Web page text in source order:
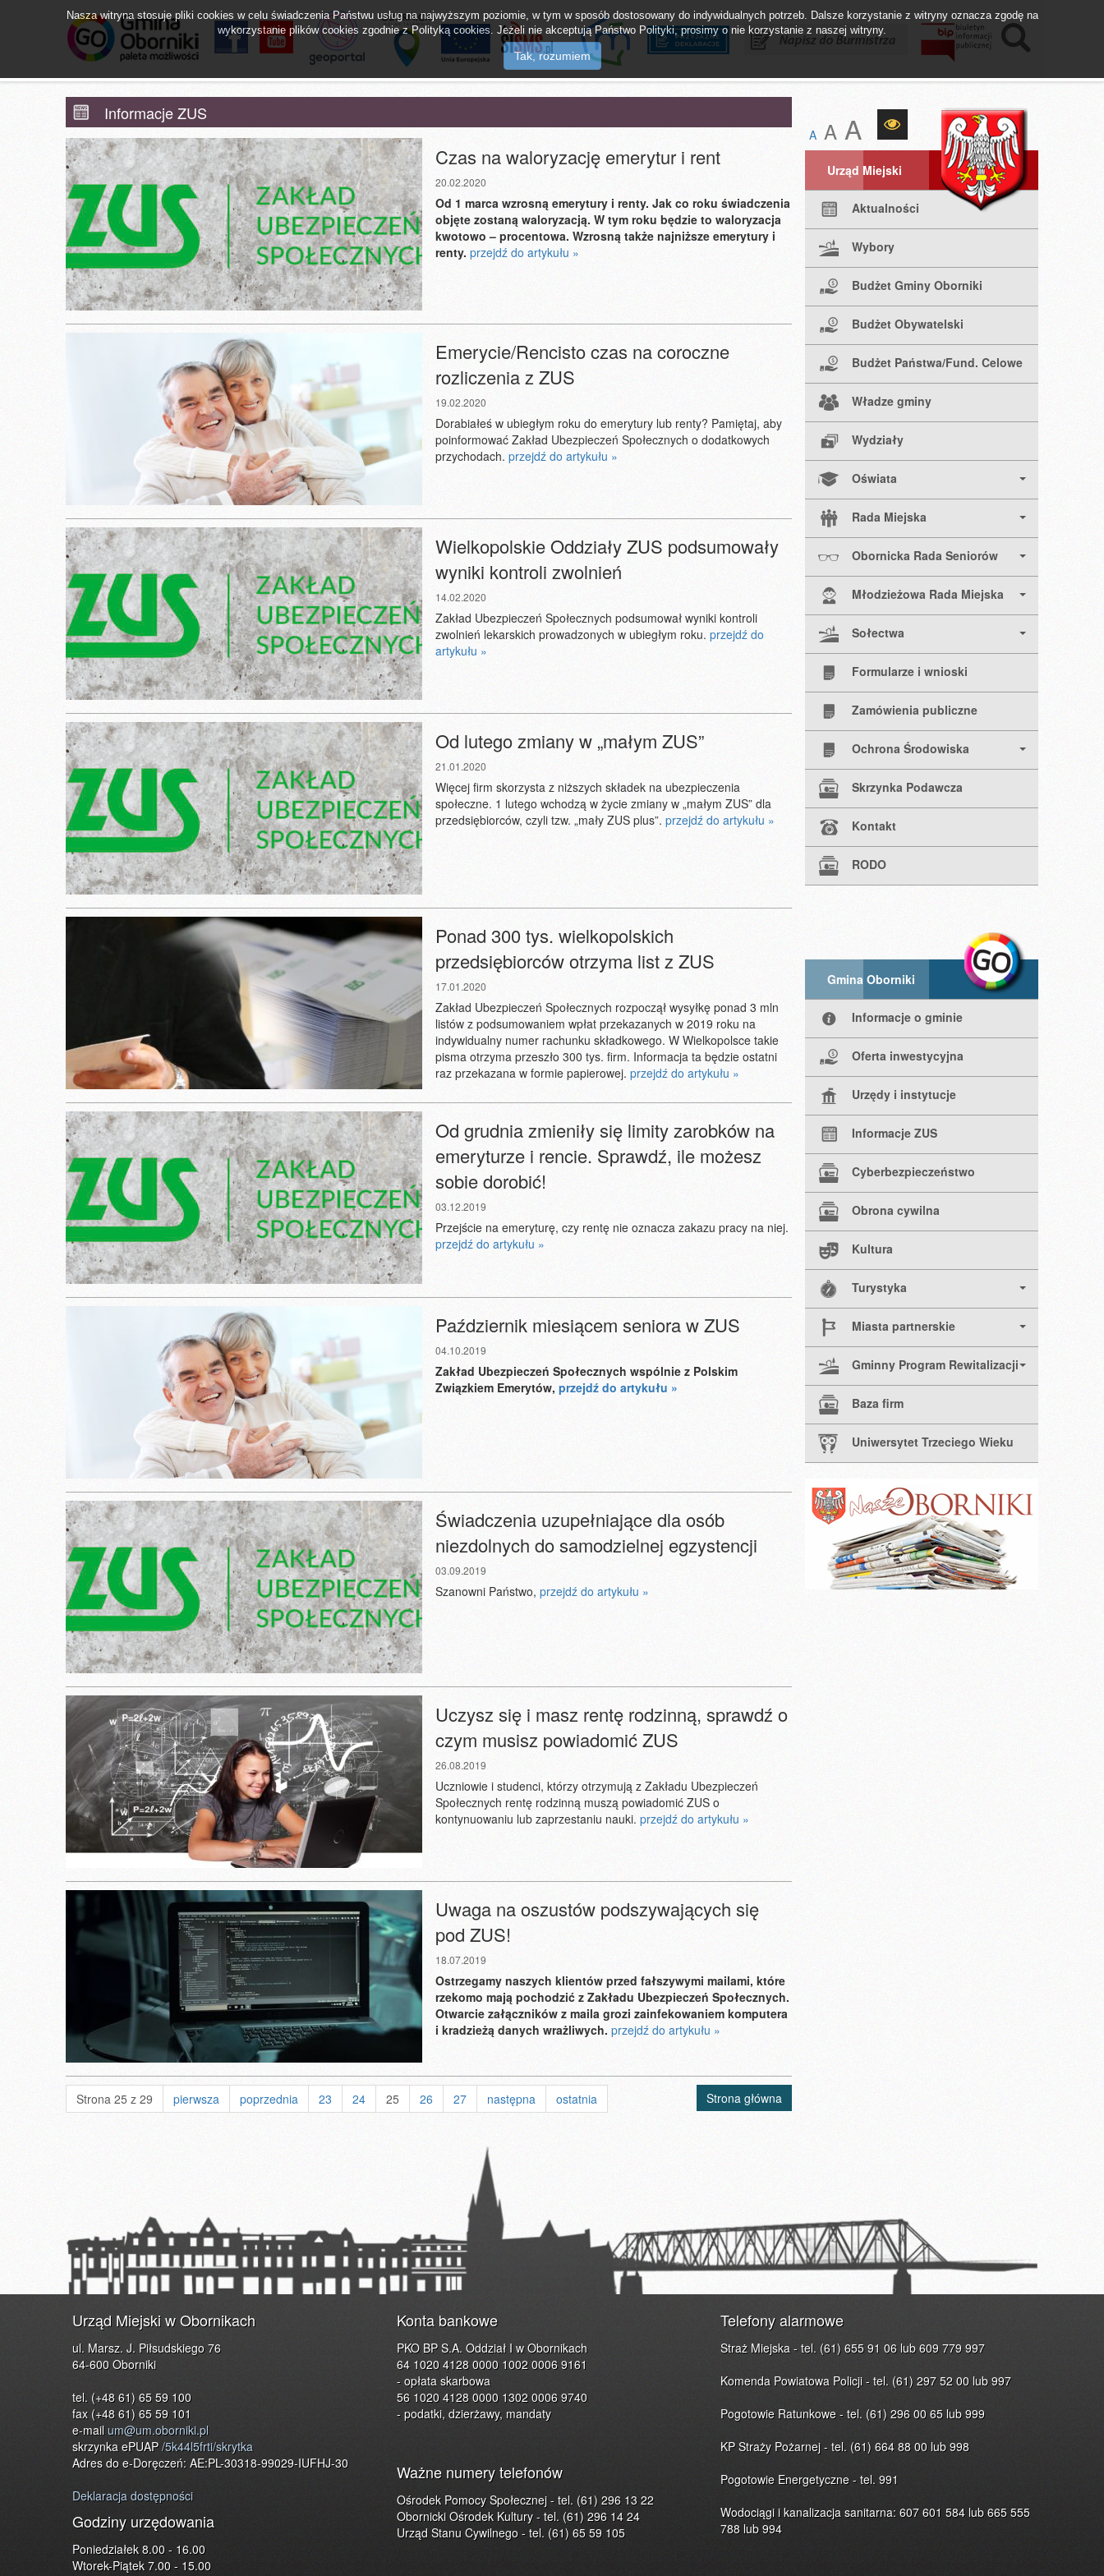
facebook
A A A
Urząd Miejski
Aktualności
Wybory
Budżet Gminy Oborniki
Budżet Obywatelski
Budżet Państwa/Fund. Celowe
Władze gminy
Wydziały
Oświata
Rada Miejska
Obornicka Rada Seniorów
Młodzieżowa Rada Miejska
Sołectwa
Formularze i wnioski
Zamówienia publiczne
Ochrona Środowiska
Skrzynka Podawcza
Kontakt
RODO
Gmina Oborniki
Informacje o gminie
Oferta inwestycyjna
Urzędy i instytucje
Informacje ZUS
Cyberbezpieczeństwo
Obrona cywilna
Kultura
Turystyka
Miasta partnerskie
Gminny Program Rewitalizacji
Baza firm
Uniwersytet Trzeciego Wieku
Informacje ZUS
Czas na waloryzację emerytur i rent
20.02.2020
Od 1 marca wzrosną emerytury i renty. Jak co roku świadczenia
objęte zostaną waloryzacją. W tym roku będzie to waloryzacja
kwotowo – procentowa. Wzrosną także najniższe emerytury i
renty. przejdź do artykułu »
Emerycie/Rencisto czas na coroczne
rozliczenia z ZUS
19.02.2020
Dorabiałeś w ubiegłym roku do emerytury lub renty? Pamiętaj, aby
poinformować Zakład Ubezpieczeń Społecznych o dodatkowych
przychodach. przejdź do artykułu »
Wielkopolskie Oddziały ZUS podsumowały
wyniki kontroli zwolnień
14.02.2020
Zakład Ubezpieczeń Społecznych podsumował wyniki kontroli
zwolnień lekarskich prowadzonych w ubiegłym roku. przejdź do
artykułu »
Od lutego zmiany w „małym ZUS”
21.01.2020
Więcej firm skorzysta z niższych składek na ubezpieczenia
społeczne. 1 lutego wchodzą w życie zmiany w „małym ZUS” dla
przedsiębiorców, czyli tzw. „mały ZUS plus”. przejdź do artykułu »
Ponad 300 tys. wielkopolskich
przedsiębiorców otrzyma list z ZUS
17.01.2020
Zakład Ubezpieczeń Społecznych rozpoczął wysyłkę ponad 3 mln
listów z podsumowaniem wpłat przekazanych w 2019 roku na
indywidualny numer rachunku składkowego. W Wielkopolsce takie
pisma otrzyma przeszło 300 tys. firm. Informacja ta będzie ostatni
raz przekazana w formie papierowej. przejdź do artykułu »
Od grudnia zmieniły się limity zarobków na
emeryturze i rencie. Sprawdź, ile możesz
sobie dorobić!
03.12.2019
Przejście na emeryturę, czy rentę nie oznacza zakazu pracy na niej.
przejdź do artykułu »
Październik miesiącem seniora w ZUS
04.10.2019
Zakład Ubezpieczeń Społecznych wspólnie z Polskim
Związkiem Emerytów, przejdź do artykułu »
Świadczenia uzupełniające dla osób
niezdolnych do samodzielnej egzystencji
03.09.2019
Szanowni Państwo, przejdź do artykułu »
Uczysz się i masz rentę rodzinną, sprawdź o
czym musisz powiadomić ZUS
26.08.2019
Uczniowie i studenci, którzy otrzymują z Zakładu Ubezpieczeń
Społecznych rentę rodzinną muszą powiadomić ZUS o
kontynuowaniu lub zaprzestaniu nauki. przejdź do artykułu »
Uwaga na oszustów podszywających się
pod ZUS!
18.07.2019
Ostrzegamy naszych klientów przed fałszywymi mailami, które
rzekomo mają pochodzić z Zakładu Ubezpieczeń Społecznych.
Otwarcie załączników z maila grozi zainfekowaniem komputera
i kradzieżą danych wrażliwych. przejdź do artykułu »
Strona 25 z 29 pierwsza poprzednia 23 24 25 26 27 następna ostatnia Strona główna
Urząd Miejski w Obornikach
ul. Marsz. J. Piłsudskiego 76
64-600 Oborniki
tel. (+48 61) 65 59 100
fax (+48 61) 65 59 101
e-mail um@um.oborniki.pl
skrzynka ePUAP/5k44l5frti/skrytka
Adres do e-Doręczeń: AE:PL-30318-99029-IUFHJ-30
Deklaracja dostępności
Godziny urzędowania
Poniedziałek 8.00 - 16.00
Wtorek-Piątek 7.00 - 15.00
Konta bankowe
PKO BP S.A. Oddział I w Obornikach
64 1020 4128 0000 1002 0006 9161
- opłata skarbowa
56 1020 4128 0000 1302 0006 9740
- podatki, dzierżawy, mandaty
Ważne numery telefonów
Ośrodek Pomocy Społecznej - tel. (61) 296 13 22
Obornicki Ośrodek Kultury - tel. (61) 296 14 24
Urząd Stanu Cywilnego - tel. (61) 65 59 105
Telefony alarmowe
Straż Miejska - tel. (61) 655 91 06 lub 609 779 997
Komenda Powiatowa Policji - tel. (61) 297 52 00 lub 997
Pogotowie Ratunkowe - tel. (61) 296 00 65 lub 999
KP Straży Pożarnej - tel. (61) 664 88 00 lub 998
Pogotowie Energetyczne - tel. 991
Wodociągi i kanalizacja sanitarna: 607 601 584 lub 665 555
788 lub 994
Nasza witryna stosuje pliki cookies w celu świadczenia Państwu usług na najwyższym poziomie, w tym w sposób dostosowany do indywidualnych potrzeb. Dalsze korzystanie z witryny oznacza zgodę na
wykorzystanie plików cookies zgodnie z Polityką cookies. Jeżeli nie akceptują Państwo Polityki, prosimy o nie korzystanie z naszej witryny.